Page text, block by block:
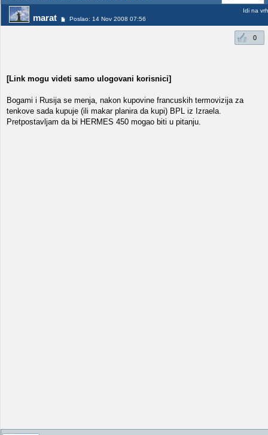
marat Poslao: 14 Nov 2008 07:56
Idi na vrh
0
[Link mogu videti samo ulogovani korisnici]
Bogami i Rusija se menja, nakon kupovine francuskih termovizija za
tenkove sada kupuje (ili makar planira da kupi) BPL iz Izraela.
Pretpostavljam da bi HERMES 450 mogao biti u pitanju.